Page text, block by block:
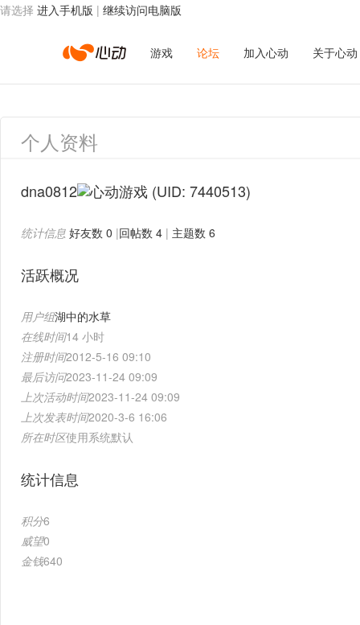
请选择 进入手机版 | 继续访问电脑版
心
动
络
游戏 论坛 加入心动 关于心动
个人资料
dna0812 (UID: 7440513)
统计信息 好友数 0 |回帖数 4 | 主题数 6
活跃概况
用户组湖中的水草
在线时间14 小时
注册时间2012-5-16 09:10
最后访问2023-11-24 09:09
上次活动时间2023-11-24 09:09
上次发表时间2020-3-6 16:06
所在时区使用系统默认
统计信息
积分6
威望0
金钱640